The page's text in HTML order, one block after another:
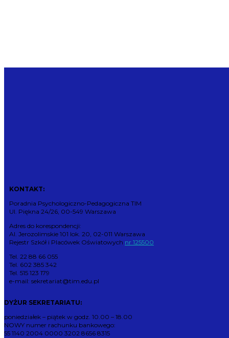
KONTAKT:
Poradnia Psychologiczno-Pedagogiczna TIM
Ul. Piękna 24/26, 00-549 Warszawa
Adres do korespondencji:
Al. Jerozolimskie 101 lok. 20, 02-011 Warszawa
Rejestr Szkół i Placówek Oświatowych nr 125500
Tel. 22 88 66 055
Tel. 602 385 342
Tel. 515 123 179
e-mail: sekretariat@tim.edu.pl
DYŻUR SEKRETARIATU:
poniedziałek – piątek w godz. 10.00 – 18.00
NOWY numer rachunku bankowego:
55 1140 2004 0000 3202 8656 8315